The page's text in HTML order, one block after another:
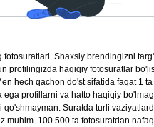
fotosuratlari. Shaxsiy brendingizni
profilingizda haqiqiy fotosuratlar
hech qachon do'st sifatida faqat 1 ta
ega profillarni va hatto haqiqiy
qo'shmayman. Suratda turli
muhim. 100 500 ta fotosuratdan